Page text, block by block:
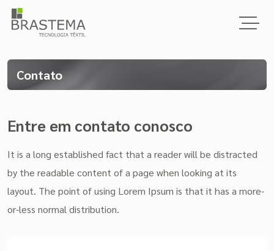
Contato
Entre em contato conosco
It is a long established fact that a reader will be distracted
by the readable content of a page when looking at its
layout. The point of using Lorem Ipsum is that it has a more-
or-less normal distribution.